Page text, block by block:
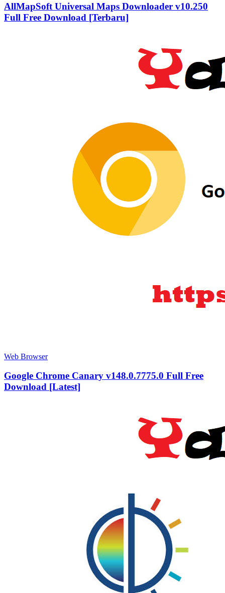
AllMapSoft Universal Maps Downloader v10.250
Full Free Download [Terbaru]
Web Browser
Google Chrome Canary v148.0.7775.0 Full Free
Download [Latest]